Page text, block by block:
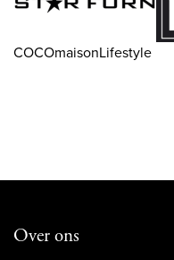
COCOmaisonLifestyle
Over ons